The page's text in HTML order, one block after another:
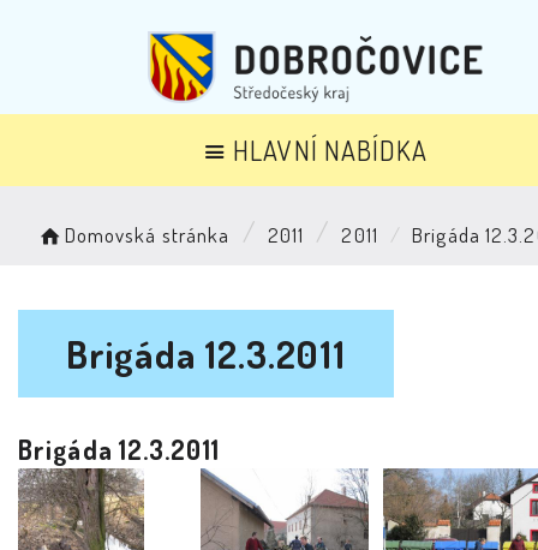
HLAVNÍ NABÍDKA
Domovská stránka 2011 2011 Brigáda
Brigáda 12.3.2011
Brigáda 12.3.2011